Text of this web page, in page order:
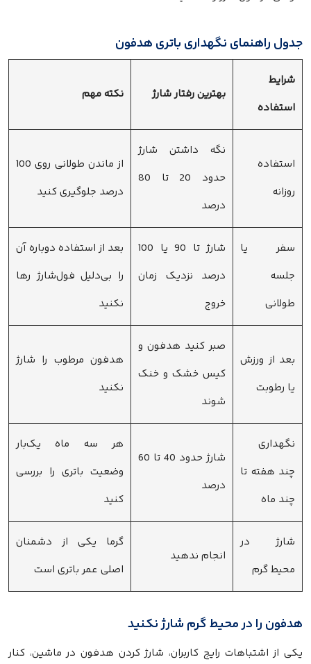
جدول راهنمای نگهداری باتری هدفون
شرایط
استفاده
بهترین رفتار شارژ نکته مهم
استفاده
روزانه
نگه داشتن شارژ
حدود 20 تا 80
درصد
از ماندن طولانی روی 100
درصد جلوگیری کنید
سفر یا
جلسه
طولانی
شارژ تا 90 یا 100
درصد نزدیک زمان
خروج
بعد از استفاده دوباره آن
را بی‌دلیل فول‌شارژ رها
نکنید
بعد از ورزش
یا رطوبت
صبر کنید هدفون و
کیس خشک و خنک
شوند
هدفون مرطوب را شارژ
نکنید
نگهداری
چند هفته تا
چند ماه
شارژ حدود 40 تا 60
درصد
هر سه ماه یک‌بار
وضعیت باتری را بررسی
کنید
شارژ در
محیط گرم
انجام ندهید
گرما یکی از دشمنان
اصلی عمر باتری است
هدفون را در محیط گرم شارژ نکنید
یکی از اشتباهات رایج کاربران، شارژ کردن هدفون در ماشین، کنار